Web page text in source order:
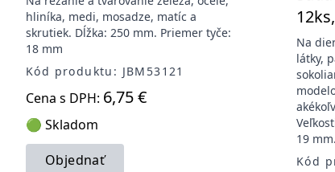
hliníka, medi, mosadze, matíc a
skrutiek. Dĺžka: 250 mm. Priemer tyče:
18 mm
Kód produktu: JBM53121
Cena s DPH: 6,75 €
🟢 Skladom
Objednať
Na
látky,
19 mm.
Kód